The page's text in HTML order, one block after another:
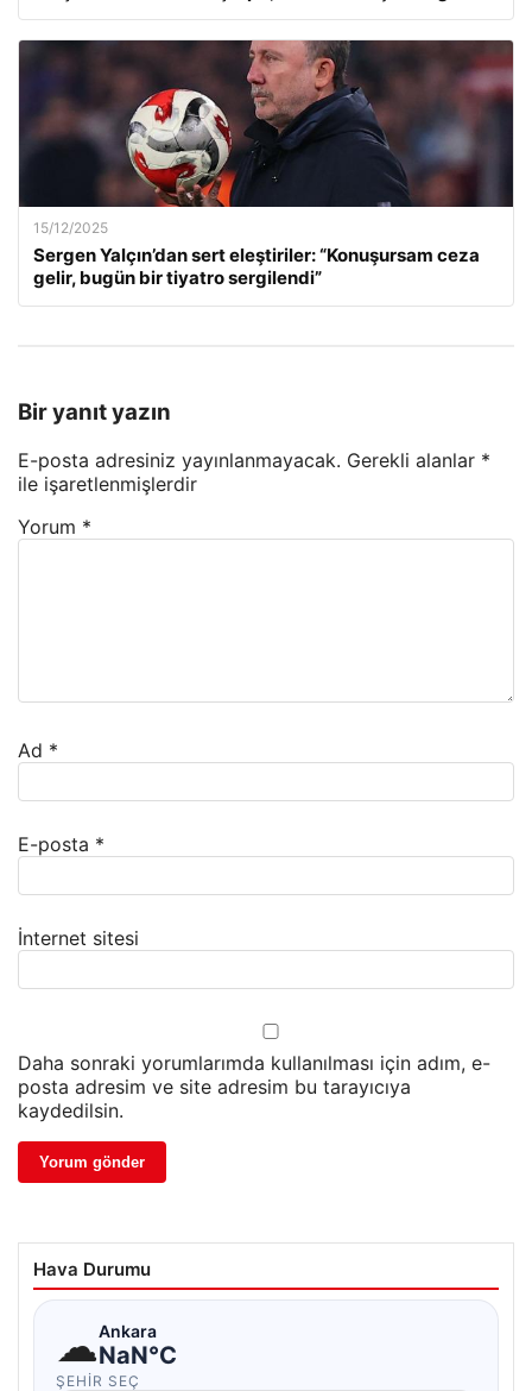
15/12/2025
Sergen Yalçın’dan sert eleştiriler: “Konuşursam ceza
gelir, bugün bir tiyatro sergilendi”
Bir yanıt yazın
E-posta adresiniz yayınlanmayacak. Gerekli alanlar *
ile işaretlenmişlerdir
Yorum *
Ad *
E-posta *
İnternet sitesi
Daha sonraki yorumlarımda kullanılması için adım, e-
posta adresim ve site adresim bu tarayıcıya
kaydedilsin.
Hava Durumu
☁Ankara
NaN°C
ŞEHIR SEÇ